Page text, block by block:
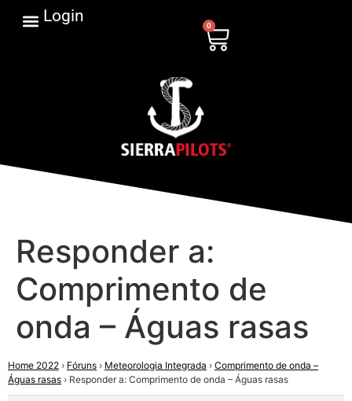
Login
0
Responder a:
Comprimento de
onda – Águas rasas
Home 2022 › Fóruns › Meteorologia Integrada › Comprimento de onda –
Águas rasas › Responder a: Comprimento de onda – Águas rasas